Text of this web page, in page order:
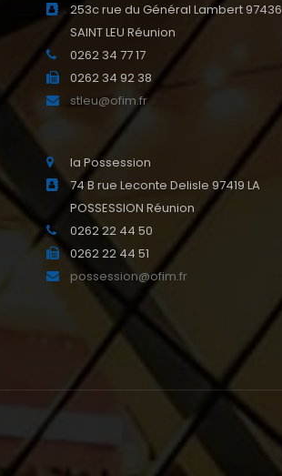
253c rue du Général Lambert 97436
SAINT LEU Réunion
0262 34 77 17
0262 34 92 38
stleu@ofim.fr
la Possession
74 B rue Leconte Delisle 97419 LA
POSSESSION Réunion
0262 22 44 50
0262 22 44 51
possession@ofim.fr